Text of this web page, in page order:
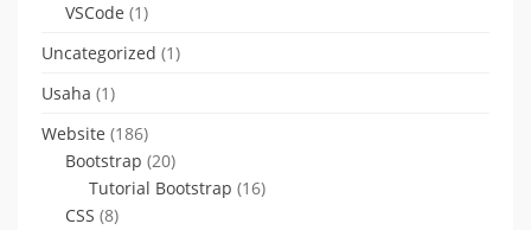
VSCode (1)
Uncategorized (1)
Usaha (1)
Website (186)
Bootstrap (20)
Tutorial Bootstrap (16)
CSS (8)